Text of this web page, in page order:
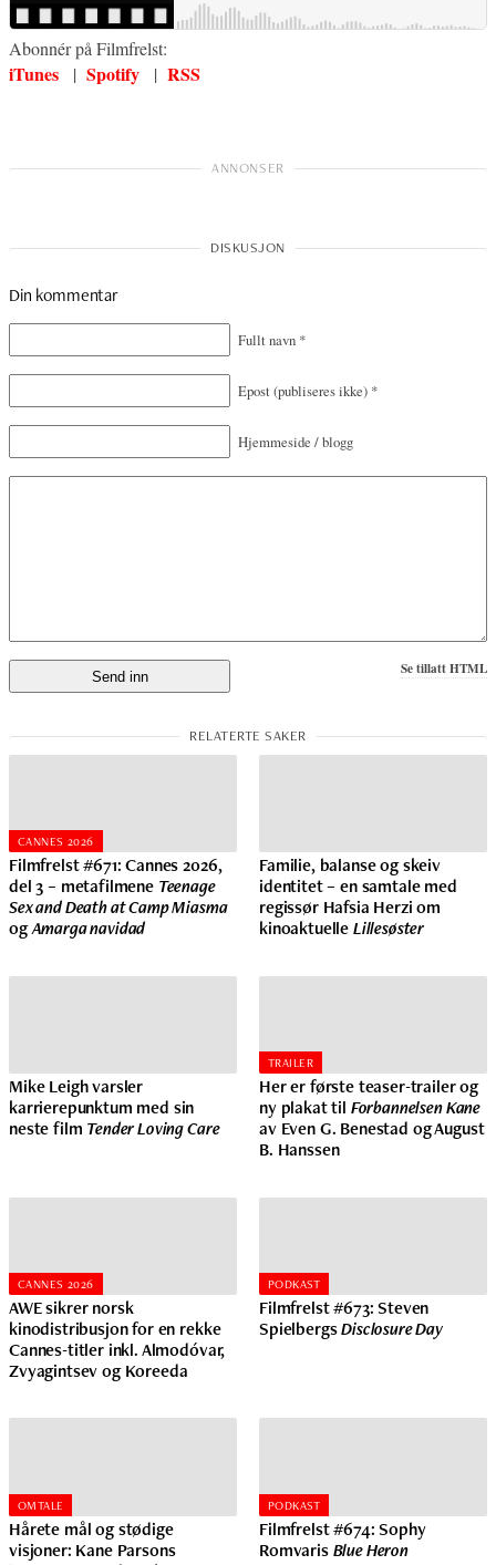
Abonnér på Filmfrelst:
iTunes | Spotify | RSS
Din kommentar
Fullt navn *
Epost(publiseres ikke) *
Hjemmeside / blogg
Se tillatt HTML
CANNES 2026
Filmfrelst #671: Cannes 2026,
del 3 – metafilmene Teenage
Sex and Death at Camp Miasma
ogAmarga navidad
Familie, balanse og skeiv
identitet – en samtale med
regissør Hafsia Herzi om
kinoaktuelleLillesøster
Mike Leigh varsler
karrierepunktum med sin
neste film Tender Loving Care
TRAILER
Her er første teaser-trailer og
ny plakat til Forbannelsen Kane
av Even G. Benestad og August
B. Hanssen
CANNES 2026
AWE sikrer norsk
kinodistribusjon for en rekke
Cannes-titler inkl. Almodóvar,
Zvyagintsev og Koreeda
PODKAST
Filmfrelst #673: Steven
SpielbergsDisclosure Day
OMTALE
Hårete mål og stødige
visjoner: Kane Parsons
PODKAST
Filmfrelst #674: Sophy
RomvarisBlue Heron